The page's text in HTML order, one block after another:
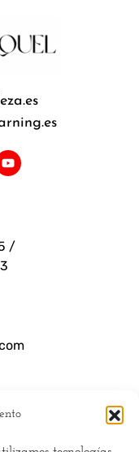
/
España